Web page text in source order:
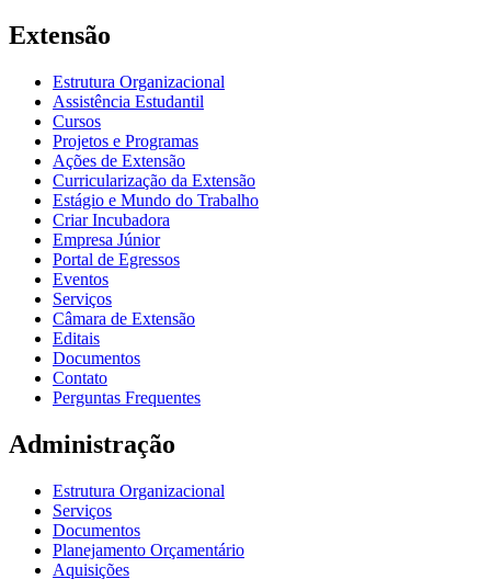
Extensão
Estrutura Organizacional
Assistência Estudantil
Cursos
Projetos e Programas
Ações de Extensão
Curricularização da Extensão
Estágio e Mundo do Trabalho
Criar Incubadora
Empresa Júnior
Portal de Egressos
Eventos
Serviços
Câmara de Extensão
Editais
Documentos
Contato
Perguntas Frequentes
Administração
Estrutura Organizacional
Serviços
Documentos
Planejamento Orçamentário
Aquisições